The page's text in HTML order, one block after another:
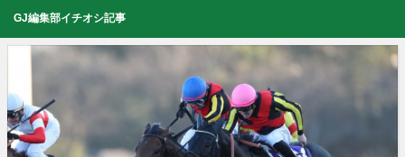
GJ編集部イチオシ記事